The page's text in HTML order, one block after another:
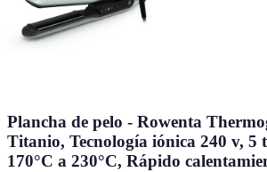
Plancha de pelo - Rowenta
Titanio, Tecnología iónica 240 v, 5
170°C a 230°C, Rápido